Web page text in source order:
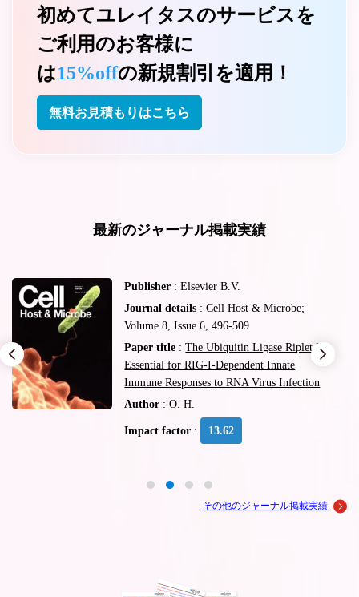
初めてユレイタスのサービスを
ご利用のお客様に
は15%offの新規割引を適用！
無料お見積もりはこちら
最新のジャーナル掲載実績
Publisher : 2013 Massachusetts Medical
Society
Journal details : The New England Journal
of Medicine; Volume 366,Pages 2390-2396
Paper title:Thrombosis from a Prothrombin
Mutation Conveying Antithrombin Resistance
Author : Tetsuhto Kojima
Impact factor : 53.298
その他のジャーナル掲載実績